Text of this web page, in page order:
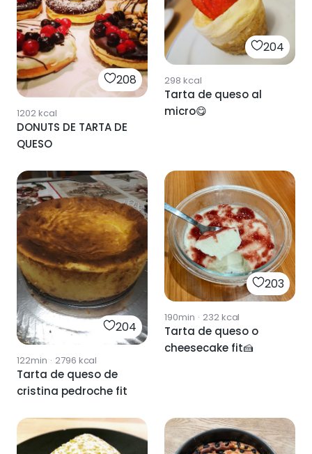
208
1202kcal
DONUTS DE TARTA DE
QUESO
204
298 kcal
Tarta de queso al
micro😋
204
122min · 2796 kcal
Tarta de queso de
cristina pedroche fit
203
190min · 232kcal
Tarta de queso o
cheesecake fit🍰